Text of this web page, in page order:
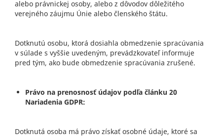
alebo právnickej osoby, alebo z dôvodov dôležitého
verejného záujmu Únie alebo členského štátu.
Dotknutú osobu, ktorá dosiahla obmedzenie spracúvania
v súlade s vyššie uvedeným, prevádzkovateľ informuje
pred tým, ako bude obmedzenie spracúvania zrušené.
Právo na prenosnosť údajov podľa článku 20
Nariadenia GDPR:
Dotknutá osoba má právo získať osobné údaje, ktoré sa